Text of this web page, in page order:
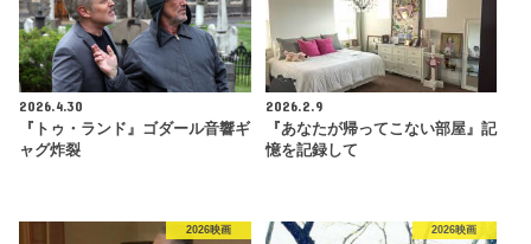
2026.4.30
『トゥ・ランド』ゴダール音響ギ
ャグ炸裂
2026.2.9
『あなたが帰ってこない部屋』記
憶を記録して
2026映画 2026映画